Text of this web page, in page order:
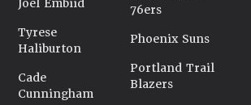
Joel Embiid
Tyrese
Haliburton
Cade
Cunningham
76ers
Phoenix Suns
Portland Trail
Blazers